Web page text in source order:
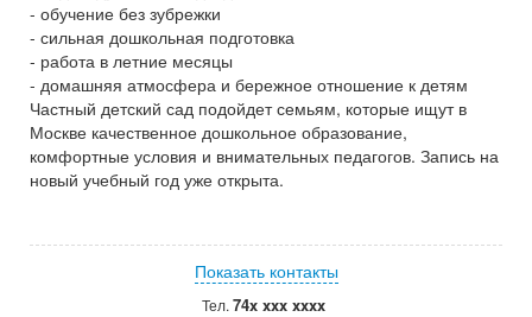
- обучение без зубрежки
- сильная дошкольная подготовка
- работа в летние месяцы
- домашняя атмосфера и бережное отношение к детям
Частный детский сад подойдет семьям, которые ищут в
Москве качественное дошкольное образование,
комфортные условия и внимательных педагогов. Запись на
новый учебный год уже открыта.
Показать контакты
Тел. 74x xxx xxxx